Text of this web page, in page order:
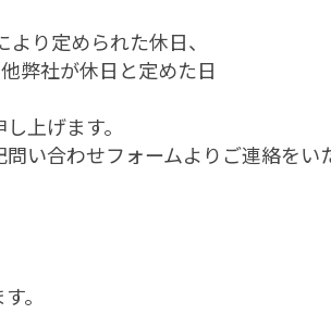
り定められた休日、
社が休日と定めた日
上げます。
い合わせフォームよりご連絡をい
。